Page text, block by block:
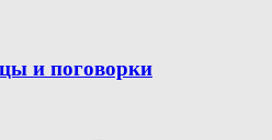
и поговорки